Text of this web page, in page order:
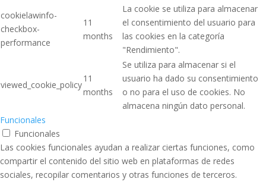
cookielawinfo-
checkbox-
performance
11
months
La cookie se utiliza para almacenar
el consentimiento del usuario para
las cookies en la categoría
"Rendimiento".
viewed_cookie_policy
11
months
Se utiliza para almacenar si el
usuario ha dado su consentimiento
o no para el uso de cookies. No
almacena ningún dato personal.
Funcionales
Funcionales
Las cookies funcionales ayudan a realizar ciertas funciones, como
compartir el contenido del sitio web en plataformas de redes
sociales, recopilar comentarios y otras funciones de terceros.